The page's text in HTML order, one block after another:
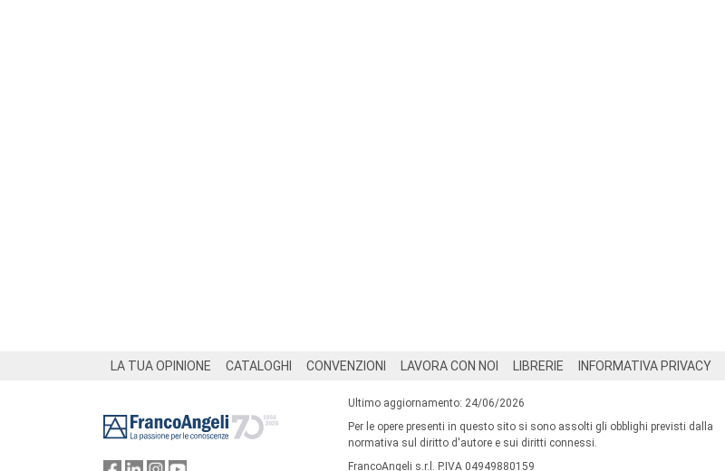
LA TUA OPINIONE CATALOGHI CONVENZIONI LAVORA CON NOI LIBRERIE INFORMATIVA PRIVACY
Ultimo aggiornamento: 24/06/2026
Per le opere presenti in questo sito si sono assolti gli obblighi previsti dalla
normativa sul diritto d'autore e sui diritti connessi.
FrancoAngeli s.r.l. P.IVA 04949880159